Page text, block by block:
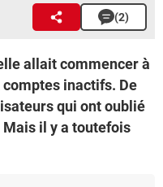
(2)
allait commencer à
inactifs. De
qui ont oublié
Mais il y a toutefois